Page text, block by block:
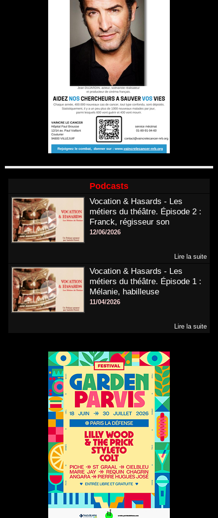
Podcasts
Vocation & Hasards - Les
métiers du théâtre. Épisode 2 :
Franck, régisseur son
12/06/2026
Lire la suite
Vocation & Hasards - Les
métiers du théâtre. Épisode 1 :
Mélanie, habilleuse
11/04/2026
Lire la suite